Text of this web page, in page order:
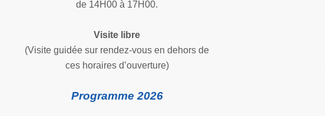
de 14H00 à 17H00.
Visite libre
(Visite guidée sur rendez-vous en dehors de
ces horaires d’ouverture)
Programme 2026